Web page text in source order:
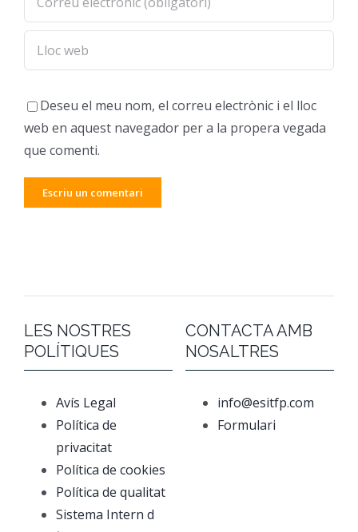
Deseu el meu nom, el correu electrònic i el lloc
web en aquest navegador per a la propera vegada
que comenti.
LES NOSTRES
POLÍTIQUES
Avís Legal
Política de
privacitat
Política de cookies
Política de qualitat
Sistema Intern d
CONTACTA AMB
NOSALTRES
info@esitfp.com
Formulari